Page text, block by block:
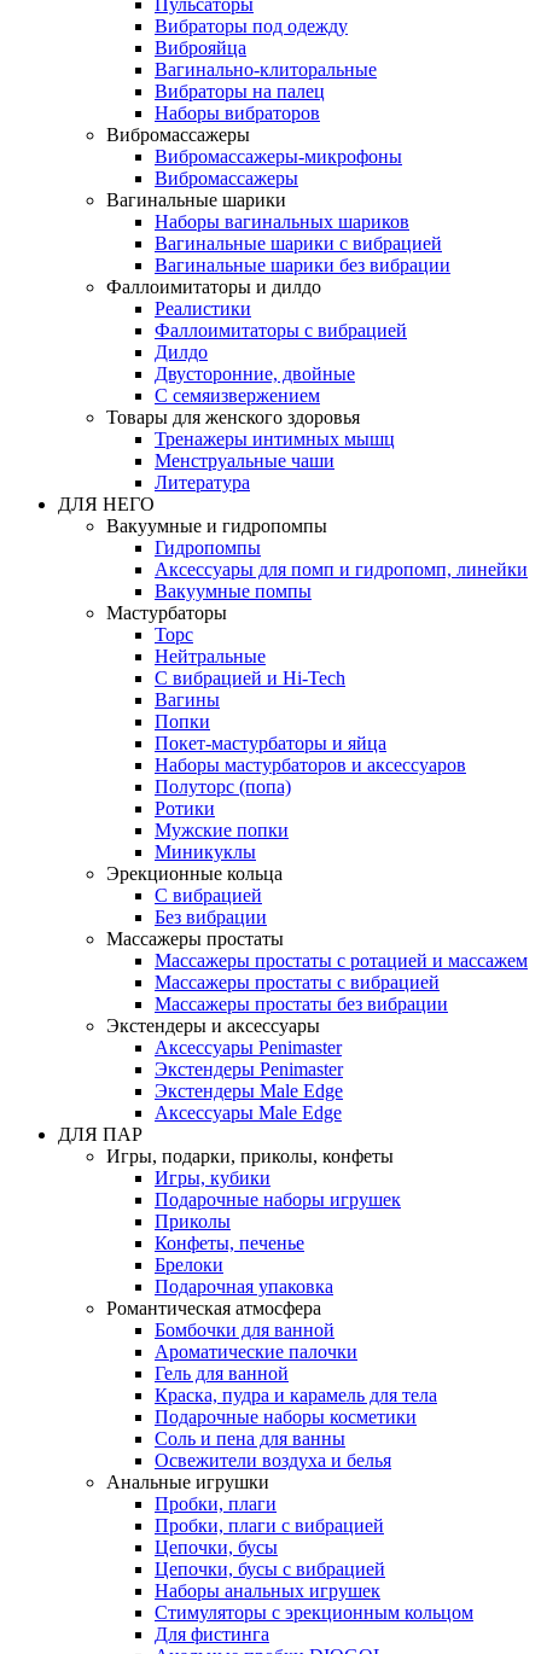
Вибраторы под одежду
Виброяйца
Вагинально-клиторальные
Вибраторы на палец
Наборы вибраторов
Вибромассажеры
Вибромассажеры-микрофоны
Вибромассажеры
Вагинальные шарики
Наборы вагинальных шариков
Вагинальные шарики с вибрацией
Вагинальные шарики без вибрации
Фаллоимитаторы и дилдо
Реалистики
Фаллоимитаторы с вибрацией
Дилдо
Двусторонние, двойные
С семяизвержением
Товары для женского здоровья
Тренажеры интимных мышц
Менструальные чаши
Литература
ДЛЯ НЕГО
Вакуумные и гидропомпы
Гидропомпы
Аксессуары для помп и гидропомп, линейки
Вакуумные помпы
Мастурбаторы
Торс
Нейтральные
С вибрацией и Hi-Tech
Вагины
Попки
Покет-мастурбаторы и яйца
Наборы мастурбаторов и аксессуаров
Полуторс (попа)
Ротики
Мужские попки
Миникуклы
Эрекционные кольца
С вибрацией
Без вибрации
Массажеры простаты
Массажеры простаты с ротацией и массажем
Массажеры простаты с вибрацией
Массажеры простаты без вибрации
Экстендеры и аксессуары
Аксессуары Penimaster
Экстендеры Penimaster
Экстендеры Male Edge
Аксессуары Male Edge
ДЛЯ ПАР
Игры, подарки, приколы, конфеты
Игры, кубики
Подарочные наборы игрушек
Приколы
Конфеты, печенье
Брелоки
Подарочная упаковка
Романтическая атмосфера
Бомбочки для ванной
Ароматические палочки
Гель для ванной
Краска, пудра и карамель для тела
Подарочные наборы косметики
Соль и пена для ванны
Освежители воздуха и белья
Анальные игрушки
Пробки, плаги
Пробки, плаги с вибрацией
Цепочки, бусы
Цепочки, бусы с вибрацией
Наборы анальных игрушек
Стимуляторы с эрекционным кольцом
Для фистинга